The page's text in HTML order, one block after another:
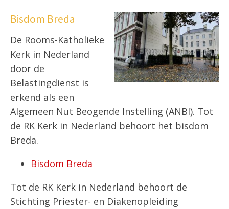
Bisdom Breda
De Rooms-Katholieke
Kerk in Nederland
door de
Belastingdienst is
erkend als een
Algemeen Nut Beogende Instelling (ANBI). Tot
de RK Kerk in Nederland behoort het bisdom
Breda.
Bisdom Breda
Tot de RK Kerk in Nederland behoort de
Stichting Priester- en Diakenopleiding